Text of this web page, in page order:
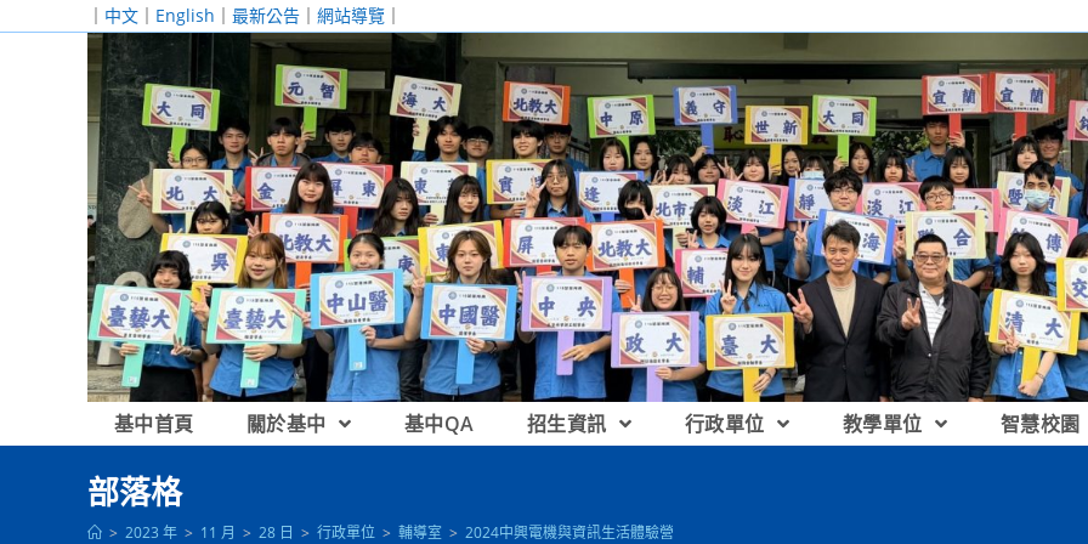
｜ 中文 ｜ English ｜ 最新公告 ｜ 網站導覽 ｜
基中首頁 關於基中 基中QA 招生資訊 行政單位 教學單位 智慧校園
部落格
> 2023 年 > 11 月 > 28 日 > 行政單位 > 輔導室 > 2024中興電機與資訊生活體驗營